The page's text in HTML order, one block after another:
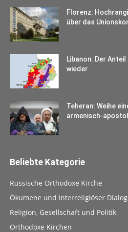
Florenz:
über das
Libanon: Der
wieder
Teheran: Weihe
armenisch-
Beliebte Kategorie
Russische Orthodoxe Kirche
Ökumene und Interreligiöser Dialog
Religion, Gesellschaft und Politik
Orthodoxe Kirchen